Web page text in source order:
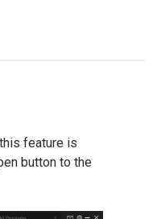
feature is
button to the